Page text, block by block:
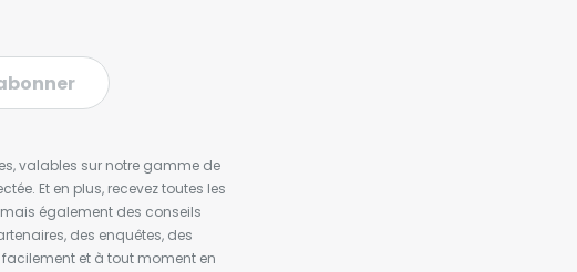
valables sur notre gamme de
Et en plus, recevez toutes les
également des conseils
des enquêtes, des
et à tout moment en